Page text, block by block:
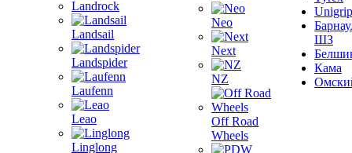
Landrock
Landsail
Landspider
Laufenn
Leao
Linglong
Neo
Next
NZ
Off Road
Wheels
Unigrip
ШЗ
Кама